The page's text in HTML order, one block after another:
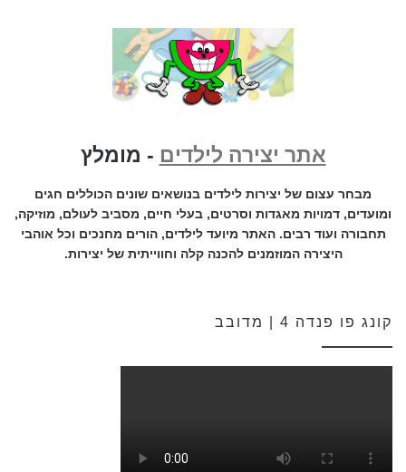
אתר יצירה לילדים - מומלץ
מבחר עצום של יצירות לילדים בנושאים שונים הכוללים חגים
ומועדים, דמויות מאגדות וסרטים, בעלי חיים, מסביב לעולם, מוזיקה,
תחבורה ועוד רבים. האתר מיועד לילדים, הורים מחנכים וכל אוהבי
היצירה המוזמנים להכנה קלה וחווייתית של יצירות.
קונג פו פנדה 4 | מדובב